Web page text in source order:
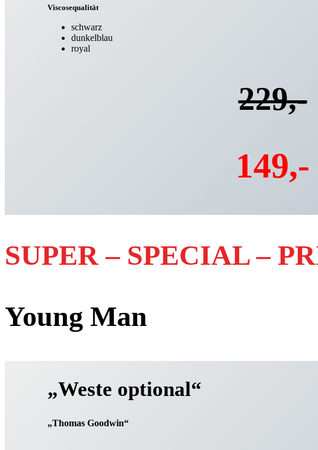
Viscosequalität
schwarz
dunkelblau
royal
229,-
149,-
SUPER – SPECIAL –
Young Man
„Weste optional“
„Thomas Goodwin“